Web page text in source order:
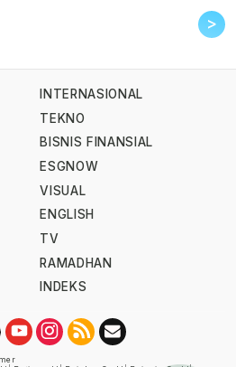
>
INTERNASIONAL
TEKNO
BISNIS FINANSIAL
ESGNOW
VISUAL
ENGLISH
TV
RAMADHAN
INDEKS